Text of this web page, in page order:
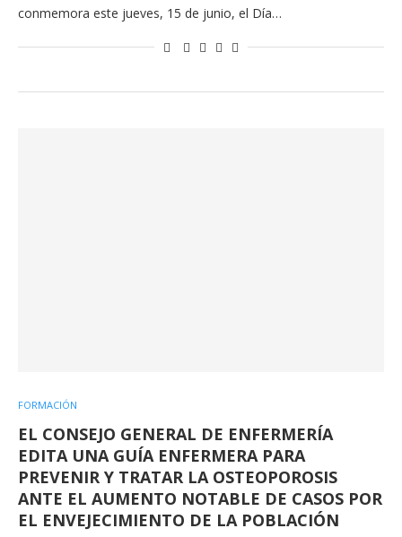
conmemora este jueves, 15 de junio, el Día…
FORMACIÓN
EL CONSEJO GENERAL DE ENFERMERÍA
EDITA UNA GUÍA ENFERMERA PARA
PREVENIR Y TRATAR LA OSTEOPOROSIS
ANTE EL AUMENTO NOTABLE DE CASOS POR
EL ENVEJECIMIENTO DE LA POBLACIÓN